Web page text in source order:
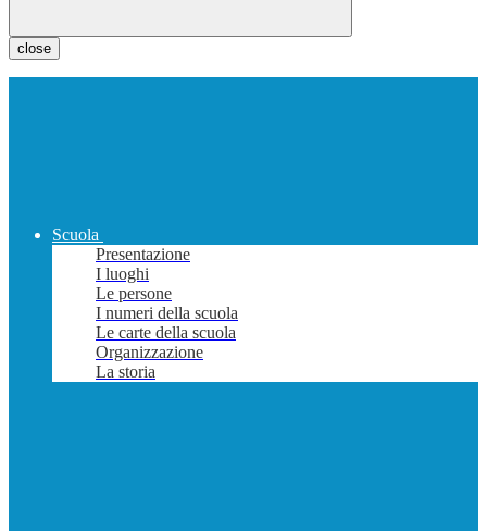
close
Scuola
Presentazione
I luoghi
Le persone
I numeri della scuola
Le carte della scuola
Organizzazione
La storia